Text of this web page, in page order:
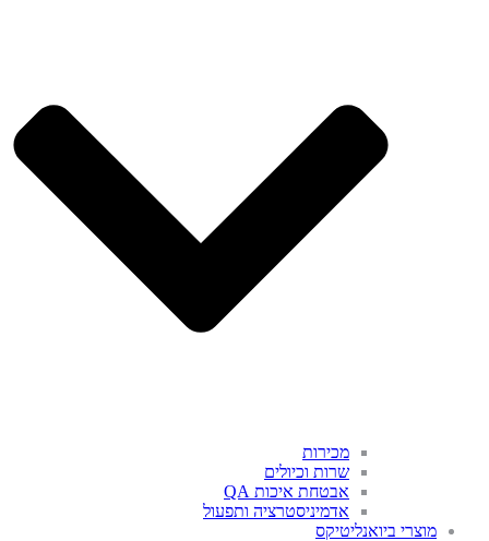
מכירות
שרות וכיולים
אבטחת איכות QA
אדמיניסטרציה ותפעול
מוצרי ביואנליטיקס